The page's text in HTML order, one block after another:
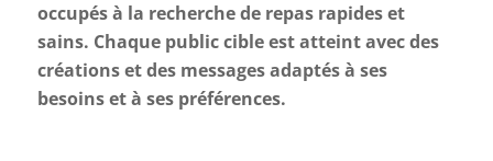
occupés à la recherche de repas rapides et
sains. Chaque public cible est atteint avec des
créations et des messages adaptés à ses
besoins et à ses préférences.